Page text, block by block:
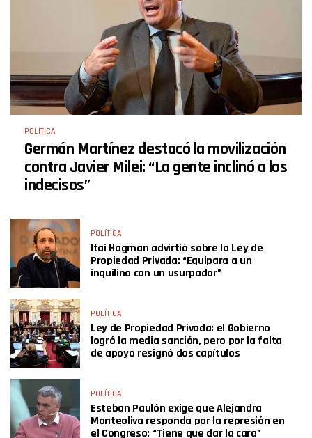
POLÍTICA
Germán Martínez destacó la movilización
contra Javier Milei: “La gente inclinó a los
indecisos”
POLÍTICA
Itai Hagman advirtió sobre la Ley de
Propiedad Privada: “Equipara a un
inquilino con un usurpador”
POLÍTICA
Ley de Propiedad Privada: el Gobierno
logró la media sanción, pero por la falta
de apoyo resignó dos capítulos
POLÍTICA
Esteban Paulón exige que Alejandra
Monteoliva responda por la represión en
el Congreso: “Tiene que dar la cara”